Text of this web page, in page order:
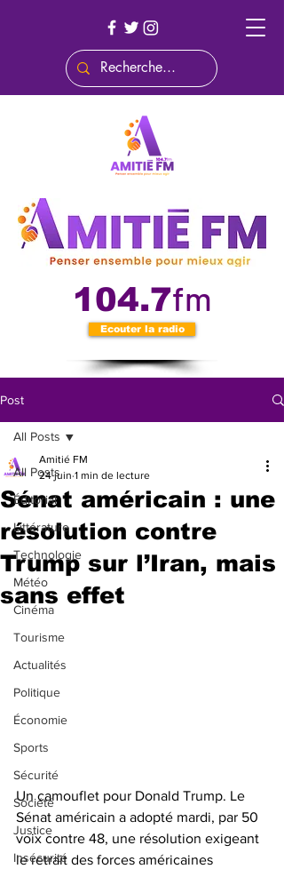
104.7fm
Ecouter la radio
Post
All Posts
Éditorial
Littérature
Technologie
Météo
Cinéma
Tourisme
Actualités
Politique
Économie
Sports
Sécurité
Société
Justice
Insécurité
All Posts
Sénat américain : une
résolution contre
Trump sur l’Iran, mais
sans effet
Amitié FM
24 juin 1 min de lecture
Un camouflet pour Donald Trump. Le
Sénat américain a adopté mardi, par 50
voix contre 48, une résolution exigeant
le retrait des forces américaines